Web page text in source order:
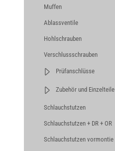
Muffen
Ablassventile
Hohlschrauben
Verschlussschrauben
Prüfanschlüsse
Zubehör und Einzelteile
Schlauchstutzen
Schlauchstutzen + DR + OR
Schlauchstutzen vormontie